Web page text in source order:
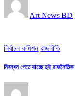
Art News BD
নির্বাচন কমিশন রাজনীতি
নিবন্ধন পেতে যাচ্ছে দুই রাজনৈতিক